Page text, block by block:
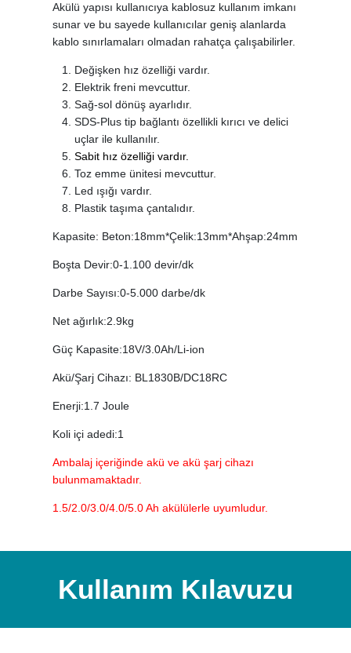
Akülü yapısı kullanıcıya kablosuz kullanım imkanı
sunar ve bu sayede kullanıcılar geniş alanlarda
kablo sınırlamaları olmadan rahatça çalışabilirler.
Değişken hız özelliği vardır.
Elektrik freni mevcuttur.
Sağ-sol dönüş ayarlıdır.
SDS-Plus tip bağlantı özellikli kırıcı ve delici
uçlar ile kullanılır.
Sabit hız özelliği vardır.
Toz emme ünitesi mevcuttur.
Led ışığı vardır.
Plastik taşıma çantalıdır.
Kapasite: Beton:18mm*Çelik:13mm*Ahşap:24mm
Boşta Devir:0-1.100 devir/dk
Darbe Sayısı:0-5.000 darbe/dk
Net ağırlık:2.9kg
Güç Kapasite:18V/3.0Ah/Li-ion
Akü/Şarj Cihazı: BL1830B/DC18RC
Enerji:1.7 Joule
Koli içi adedi:1
Ambalaj içeriğinde akü ve akü şarj cihazı
bulunmamaktadır.
1.5/2.0/3.0/4.0/5.0 Ah akülülerle uyumludur.
Kullanım Kılavuzu